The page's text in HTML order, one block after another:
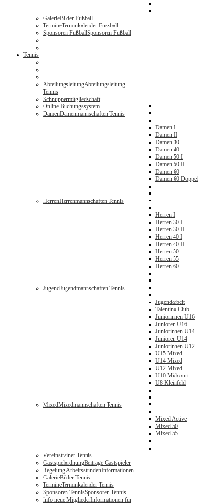
GalerieBilder Fußball
TermineTerminkalender Fussball
Sponsoren FußballSponsoren Fußball
Tennis
AbteilungsleitungAbteilungsleitung
Tennis
Schnuppermitgliedschaft
Online Buchungssystem
DamenDamenmannschaften Tennis
Damen I
Damen II
Damen 30
Damen 40
Damen 50 I
Damen 50 II
Damen 60
Damen 60 Doppel
HerrenHerrenmannschaften Tennis
Herren I
Herren 30 I
Herren 30 II
Herren 40 I
Herren 40 II
Herren 50
Herren 55
Herren 60
JugendJugendmannschaften Tennis
Jugendarbeit
Talentino Club
Juniorinnen U16
Junioren U16
Juniorinnen U14
Junioren U14
Juniorinnen U12
U15 Mixed
U14 Mixed
U12 Mixed
U10 Midcourt
U8 Kleinfeld
MixedMixedmannschaften Tennis
Mixed Active
Mixed 50
Mixed 55
Vereinstrainer Tennis
GastspielordnungBeiträge Gastspieler
Regelung ArbeitsstundenInformationen
GalerieBilder Tennis
TermineTerminkalender Tennis
Sponsoren TennisSponsoren Tennis
Info neue MitgliederInformationen für